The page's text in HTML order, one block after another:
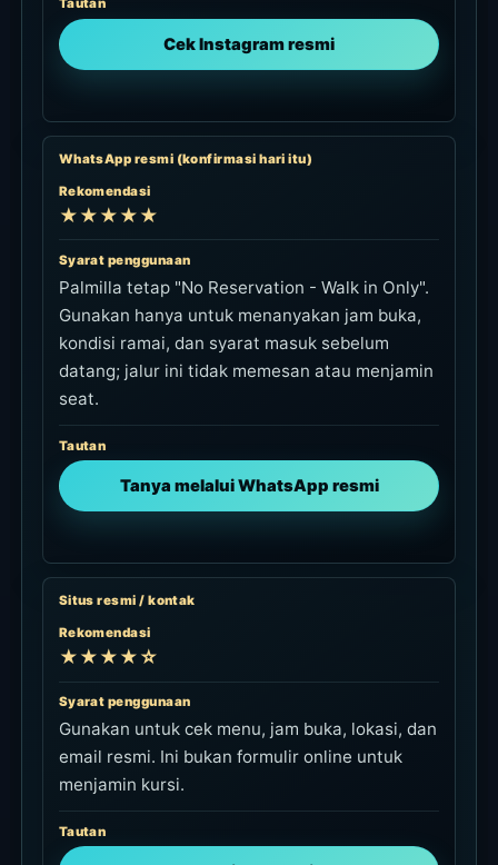
Tautan
Cek Instagram resmi
WhatsApp resmi (konfirmasi hari itu)
Rekomendasi
★★★★★
Syarat penggunaan
Palmilla tetap "No Reservation - Walk in Only".
Gunakan hanya untuk menanyakan jam buka,
kondisi ramai, dan syarat masuk sebelum
datang; jalur ini tidak memesan atau menjamin
seat.
Tautan
Tanya melalui WhatsApp resmi
Situs resmi / kontak
Rekomendasi
★★★★☆
Syarat penggunaan
Gunakan untuk cek menu, jam buka, lokasi, dan
email resmi. Ini bukan formulir online untuk
menjamin kursi.
Tautan